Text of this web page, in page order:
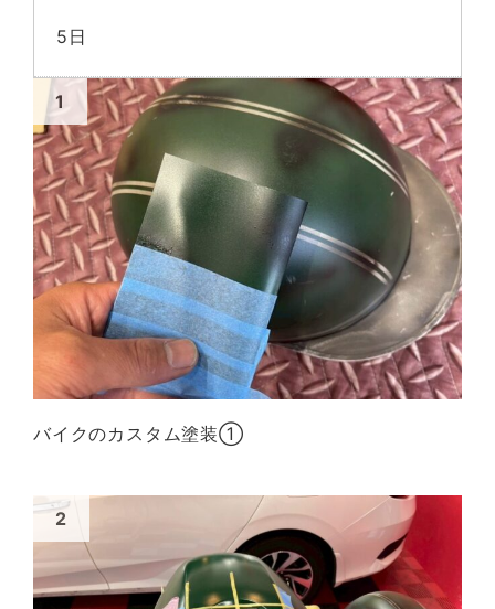
5日
バイクのカスタム塗装①